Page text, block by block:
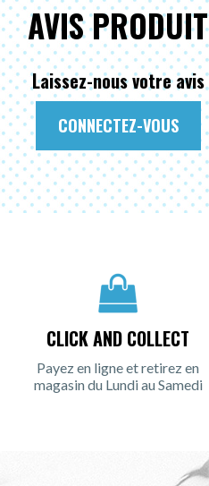
AVIS PRODUIT
Laissez-nous votre avis
CONNECTEZ-VOUS
CLICK AND COLLECT
Payez en ligne et retirez en
magasin du Lundi au Samedi